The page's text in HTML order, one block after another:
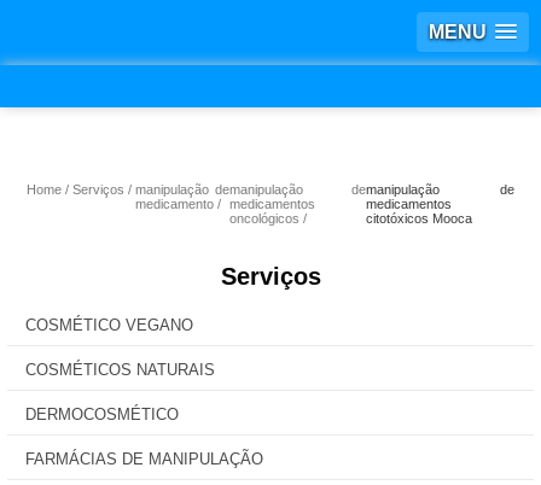
MENU
Home Serviços
manipulação de
medicamento
manipulação de
medicamentos
oncológicos
manipulação de
medicamentos
citotóxicos Mooca
Serviços
COSMÉTICO VEGANO
COSMÉTICOS NATURAIS
DERMOCOSMÉTICO
FARMÁCIAS DE MANIPULAÇÃO